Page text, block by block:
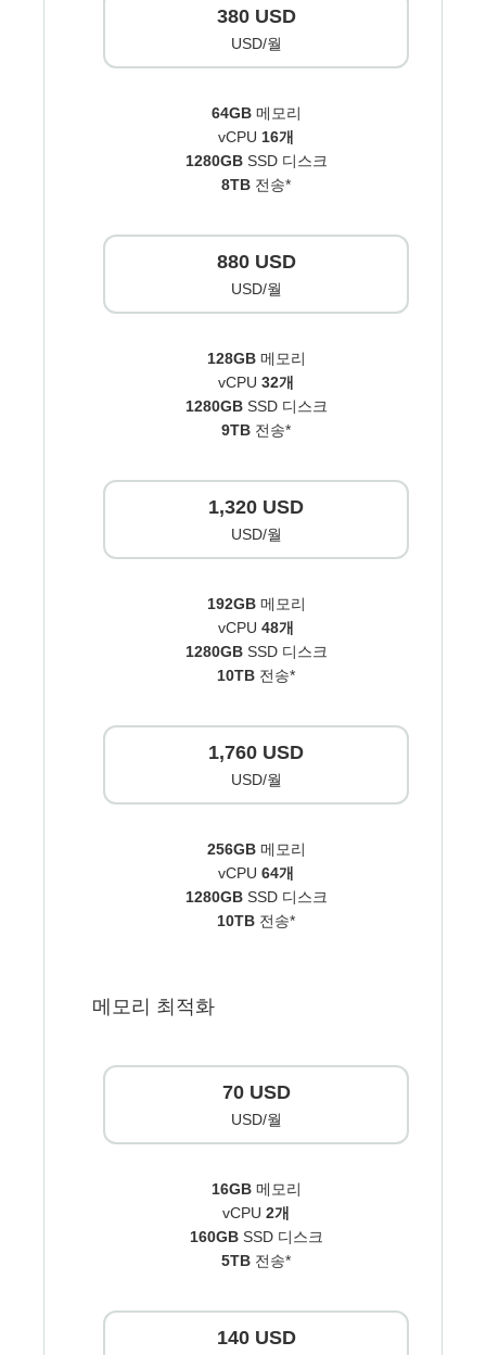
380 USD
USD/월
64GB메모리
vCPU 16개
1280GBSSD 디스크
8TB 전송*
880 USD
USD/월
128GB 메모리
vCPU 32개
1280GBSSD 디스크
9TB 전송*
1,320 USD
USD/월
192GB 메모리
vCPU 48개
1280GBSSD 디스크
10TB 전송*
1,760 USD
USD/월
256GB 메모리
vCPU 64개
1280GBSSD 디스크
10TB 전송*
메모리 최적화
70 USD
USD/월
16GB 메모리
vCPU 2개
160GBSSD 디스크
5TB 전송*
140 USD